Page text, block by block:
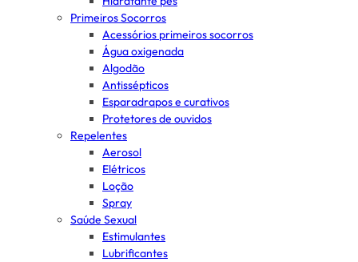
Primeiros Socorros
Acessórios primeiros socorros
Água oxigenada
Algodão
Antissépticos
Esparadrapos e curativos
Protetores de ouvidos
Repelentes
Aerosol
Elétricos
Loção
Spray
Saúde Sexual
Estimulantes
Lubrificantes